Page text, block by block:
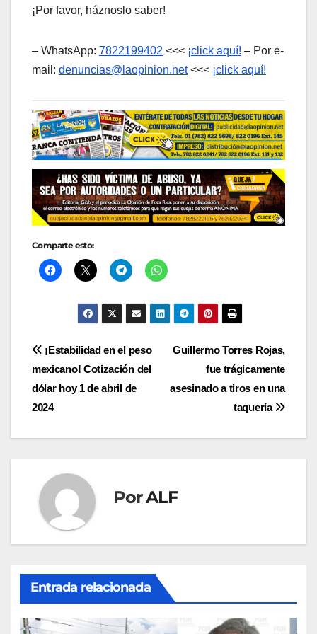
¡Por favor, háznoslo saber!
– WhatsApp: 7822199402 <<< ¡click aquí! – Por e-
mail: denuncias@laopinion.net<<< ¡click aquí!
Comparte esto:
Navegación
de
entradas
Guillermo Torres Rojas,
fue trágicamente
asesinado a tiros en una
taquería
¡Estabilidad en el peso
mexicano! Cotización del
dólar hoy 1 de abril de
2024
PorALF
Entrada relacionada